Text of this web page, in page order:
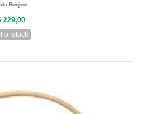
Bonjour
229,00
of stock